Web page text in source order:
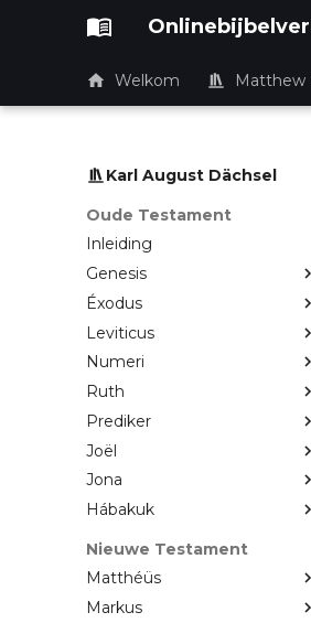
Welkom Matthew
Karl August Dächsel
Oude Testament
Inleiding
Genesis
Éxodus
Leviticus
Numeri
Ruth
Prediker
Joël
Jona
Hábakuk
Nieuwe Testament
Matthéüs
Markus